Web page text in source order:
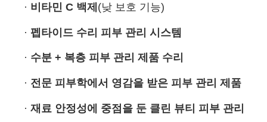
· 비타민 C 백제 (낮 보호 기능)
· 펩타이드 수리 피부 관리 시스템
· 수분 + 복층 피부 관리 제품 수리
· 전문 피부학에서 영감을 받은 피부 관리 제품
· 재료 안정성에 중점을 둔 클린 뷰티 피부 관리